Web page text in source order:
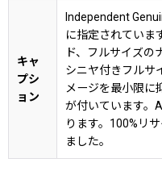
キャ
プシ
ョン
Independent
に指定されていま
ド、フルサイズの
シニヤ付きフルサ
メージを最小限に
が付いています。
ります。100%リ
ました。